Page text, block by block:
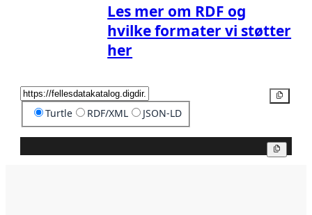
Les mer om RDF og
hvilke formater vi støtter
her
Turtle RDF/XML JSON-LD